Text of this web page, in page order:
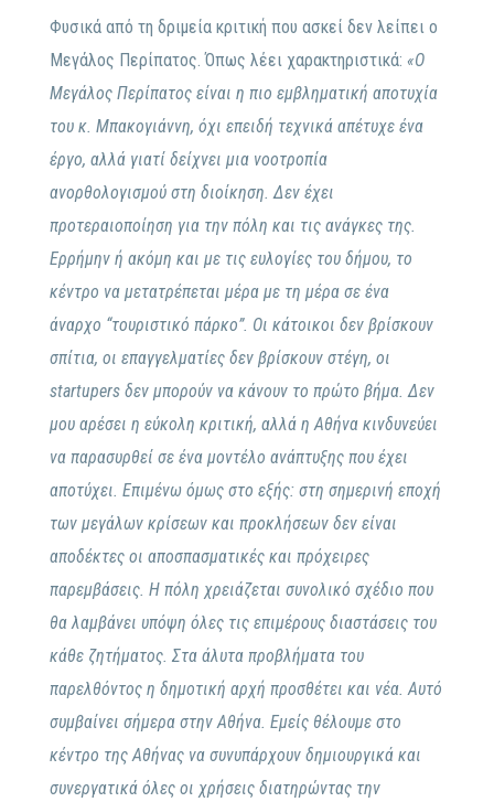
Φυσικά από τη δριμεία κριτική που ασκεί δεν λείπει ο
Μεγάλος Περίπατος. Όπως λέει χαρακτηριστικά: «Ο
Μεγάλος Περίπατος είναι η πιο εμβληματική αποτυχία
του κ. Μπακογιάννη, όχι επειδή τεχνικά απέτυχε ένα
έργο, αλλά γιατί δείχνει μια νοοτροπία
ανορθολογισμού στη διοίκηση. Δεν έχει
προτεραιοποίηση για την πόλη και τις ανάγκες της.
Ερρήμην ή ακόμη και με τις ευλογίες του δήμου, το
κέντρο να μετατρέπεται μέρα με τη μέρα σε ένα
άναρχο “τουριστικό πάρκο”. Οι κάτοικοι δεν βρίσκουν
σπίτια, οι επαγγελματίες δεν βρίσκουν στέγη, οι
startupers δεν μπορούν να κάνουν το πρώτο βήμα. Δεν
μου αρέσει η εύκολη κριτική, αλλά η Αθήνα κινδυνεύει
να παρασυρθεί σε ένα μοντέλο ανάπτυξης που έχει
αποτύχει. Επιμένω όμως στο εξής: στη σημερινή εποχή
των μεγάλων κρίσεων και προκλήσεων δεν είναι
αποδέκτες οι αποσπασματικές και πρόχειρες
παρεμβάσεις. Η πόλη χρειάζεται συνολικό σχέδιο που
θα λαμβάνει υπόψη όλες τις επιμέρους διαστάσεις του
κάθε ζητήματος. Στα άλυτα προβλήματα του
παρελθόντος η δημοτική αρχή προσθέτει και νέα. Αυτό
συμβαίνει σήμερα στην Αθήνα. Εμείς θέλουμε στο
κέντρο της Αθήνας να συνυπάρχουν δημιουργικά και
συνεργατικά όλες οι χρήσεις διατηρώντας την